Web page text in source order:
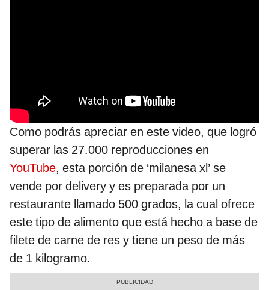
Como podrás apreciar en este video, que logró
superar las 27.000 reproducciones en
YouTube, esta porción de ‘milanesa xl’ se
vende por delivery y es preparada por un
restaurante llamado 500 grados, la cual ofrece
este tipo de alimento que está hecho a base de
filete de carne de res y tiene un peso de más
de 1 kilogramo.